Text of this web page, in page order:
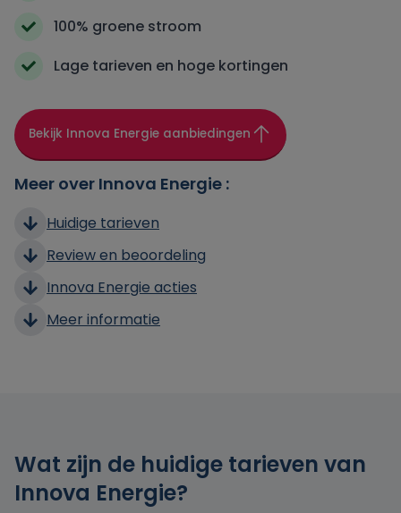
100% groene stroom
Lage tarieven en hoge kortingen
Bekijk Innova Energie aanbiedingen
Meer over Innova Energie :
Huidige tarieven
Review en beoordeling
Innova Energie acties
Meer informatie
Wat zijn de huidige tarieven van
Innova Energie?